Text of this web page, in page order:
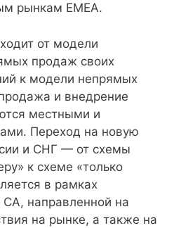
рынкам EMEA.
от модели
продаж своих
к модели непрямых
и внедрение
местными и
Переход на новую
и СНГ — от схемы
к схеме «только
в рамках
CA, направленной на
на рынке, а также на